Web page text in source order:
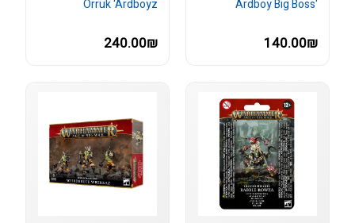
'Ardboy Big Boss
140.00₪
Orruk 'Ardboyz
240.00₪